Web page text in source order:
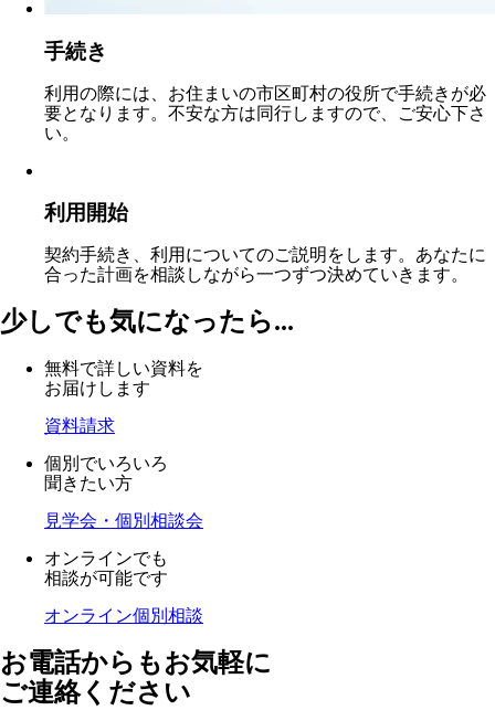
手続き
利用の際には、お住まいの市区町村の役所で手続きが必
要となります。不安な方は同行しますので、ご安心下さ
い。
利用開始
契約手続き、利用についてのご説明をします。あなたに
合った計画を相談しながら一つずつ決めていきます。
少しでも気になったら...
無料で詳しい資料を
お届けします
資料請求
個別でいろいろ
聞きたい方
見学会・個別相談会
オンラインでも
相談が可能です
オンライン個別相談
お電話からもお気軽に
ご連絡ください